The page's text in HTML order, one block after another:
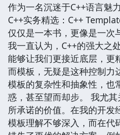
作为一名沉迷于C++语言魅
C++实务精选：C++
仅仅是一本书，更像是一次
我一直认为，C++的强大之
能够让我们更接近底层，更
而模板，无疑是这种控制力
模板的复杂性和抽象性，也
惑，甚至望而却步。 我尤其
所承诺的价值。在我的开发
模板理解不够深入，而在代